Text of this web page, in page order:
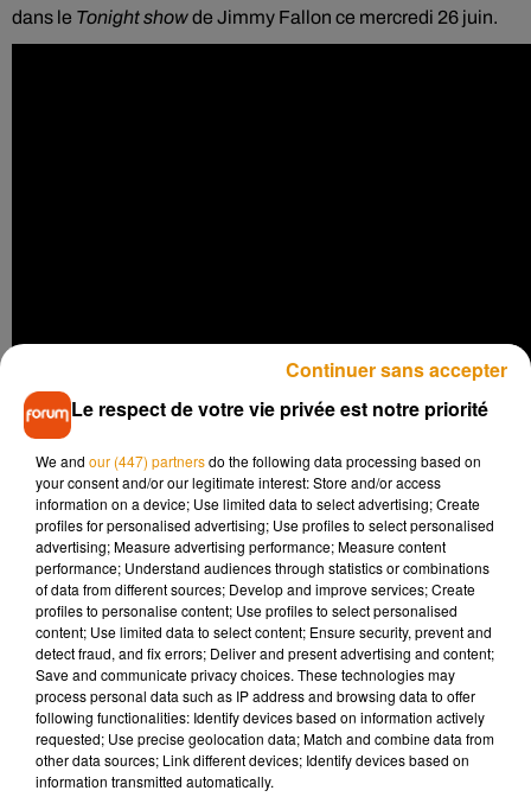
dans le Tonight showde Jimmy Fallon ce mercredi 26 juin.
Une farce hyper réaliste
La blague s'est déroulée dans le célèbre musée Madame
Tussauds de Times Square à New York.Finn Wolfhard
(Mike), Millie Bobby Brown (Eleven), Gaten Matarazzo
(Dustin), Caleb McLaughlin (Lucas), Noah Schnapp (Will)
et Sadie Sink (Max), dans la peau de leurs personnages
respectifs, ont piégé les fans en jouant les statues de cire.
Alors que les visiteurs pensaient être pris en photo devant
les toutes nouvelles statues de cire, ils ont eu la surprise de
découvrir que les personnages deStranger thingsderrière
eux...étaient tout simplement les vrais acteurs de la série
! Jimmy Fallon s’est évidemment joint à la farce en se
Le respect de votre vie privée est notre priorité
We and our (447) partnersdo the following data processing based on
your consent and/or our legitimate interest: Store and/or access
information on a device; Use limited data to select advertising; Create
profiles for personalised advertising; Use profiles to select personalised
advertising; Measure advertising performance; Measure content
performance; Understand audiences through statistics or combinations
of data from different sources; Develop and improve services; Create
profiles to personalise content; Use profiles to select personalised
content; Use limited data to select content; Ensure security, prevent and
detect fraud, and fix errors; Deliver and present advertising and content;
Save and communicate privacy choices. These technologies may
process personal data such as IP address and browsing data to offer
following functionalities: Identify devices based on information actively
requested; Use precise geolocation data; Match and combine data from
other data sources; Link different devices; Identify devices based on
information transmitted automatically.
Continuer sans accepter